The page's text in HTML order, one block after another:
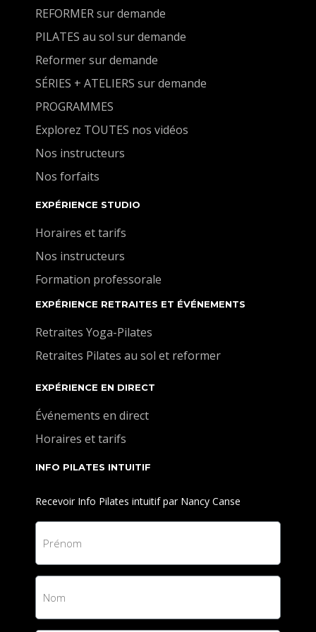
de ne pas confondre souplesse et flexibilité. La
flexibilité est liée à notre physiologie physique
mais la souplesse est accessible à tous les corps
REFORMER sur demande
PILATES au sol sur demande
Reformer sur demande
SÉRIES + ATELIERS sur demande
PROGRAMMES
Explorez TOUTES nos vidéos
Nos instructeurs
Nos forfaits
EXPÉRIENCE STUDIO
Horaires et tarifs
Nos instructeurs
Formation professorale
EXPÉRIENCE RETRAITES ET ÉVÉNEMENTS
Retraites Yoga-Pilates
Retraites Pilates au sol et reformer
EXPÉRIENCE EN DIRECT
Événements en direct
Horaires et tarifs
INFO PILATES INTUITIF
Recevoir Info Pilates intuitif par Nancy Canse